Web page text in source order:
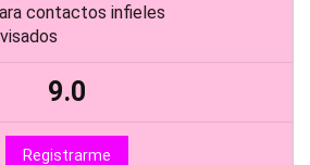
contactos infieles
9.0
Registrarme